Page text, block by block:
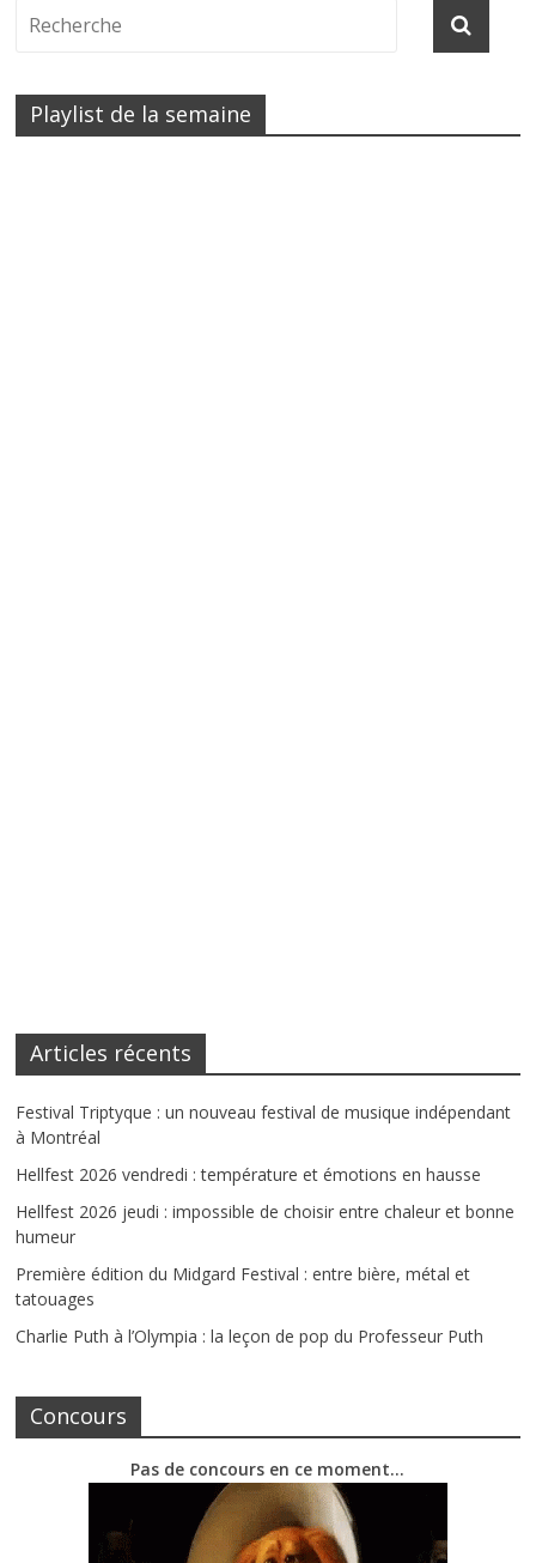
Playlist de la semaine
Articles récents
Festival Triptyque : un nouveau festival de musique indépendant
à Montréal
Hellfest 2026 vendredi : température et émotions en hausse
Hellfest 2026 jeudi : impossible de choisir entre chaleur et bonne
humeur
Première édition du Midgard Festival : entre bière, métal et
tatouages
Charlie Puth à l’Olympia : la leçon de pop du Professeur Puth
Concours
Pas de concours en ce moment…